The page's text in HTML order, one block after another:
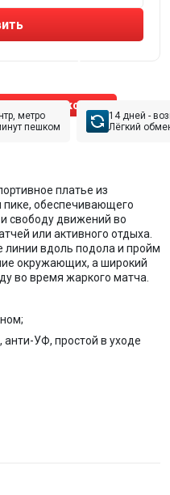
Позвонить эксперту
метро
пешком
14 дней -
Лёгкий
платье из
пике, обеспечивающего
свободу движений во
или активного отдыха.
вдоль подола и пройм
окружающих, а широкий
во время жаркого матча.
УФ, простой в уходе